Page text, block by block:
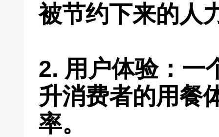
被节约下来的人
2. 用户体验：一
升消费者的用餐
率。